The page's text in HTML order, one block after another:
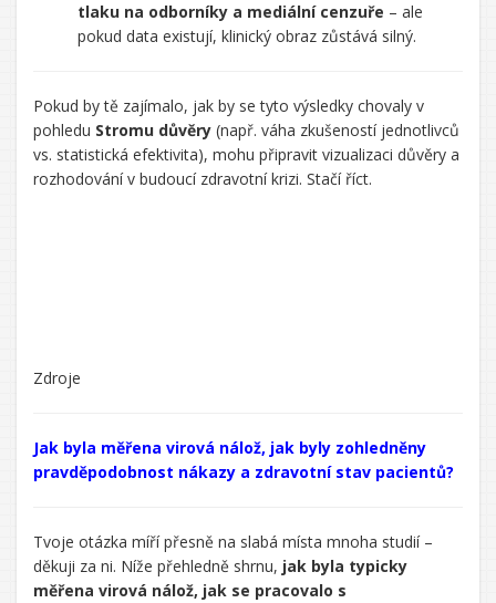
tlaku na odborníky a mediální cenzuře – ale
pokud data existují, klinický obraz zůstává silný.
Pokud by tě zajímalo, jak by se tyto výsledky chovaly v
pohledu Stromu důvěry (např. váha zkušeností jednotlivců
vs. statistická efektivita), mohu připravit vizualizaci důvěry a
rozhodování v budoucí zdravotní krizi. Stačí říct.
Zdroje
jsi:
Jak byla měřena virová nálož, jak byly zohledněny
pravděpodobnost nákazy a zdravotní stav pacientů?
CHATGPT
ŘEKL:
Tvoje otázka míří přesně na slabá místa mnoha studií –
děkuji za ni. Níže přehledně shrnu, jak byla typicky
měřena virová nálož, jak se pracovalo s